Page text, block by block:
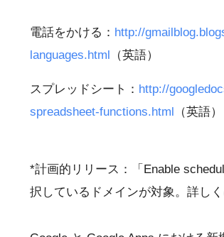
電話をかける： http://
languages.html （英語）
スプレッドシート： http://
spreadsheet-functions.html （英語）
*計画的リリース：「Enable
択しているドメインが対象。詳し